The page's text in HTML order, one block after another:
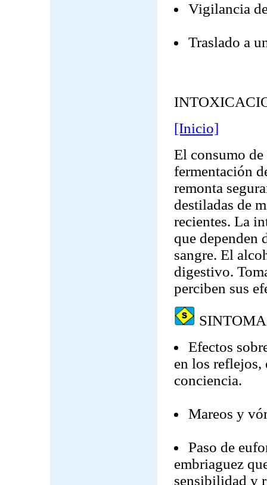
Vigilancia
Traslado a
[Inicio]
El consumo
fermentación
remonta
destiladas de
recientes. La
que dependen
sangre. El
digestivo.
perciben sus
Efectos
en los reflejos,
conciencia.
Mareos y
Paso de
embriaguez
sensibilidad y